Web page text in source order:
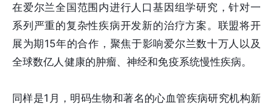
在爱尔兰全国范围内进行人口基因组学研究，针对一
系列严重的复杂性疾病开发新的治疗方案。联盟将开
展为期15年的合作，聚焦于影响爱尔兰数十万人以及
全球数亿人健康的肿瘤、神经和免疫系统慢性疾病。
同样是1月，明码生物和著名的心血管疾病研究机构新